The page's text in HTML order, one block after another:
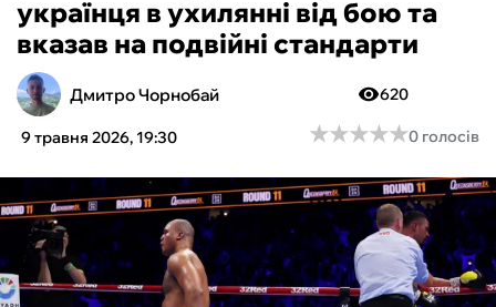
ХОКЕЙ
ТЕНІС
КІБЕРСПОРТ
ЧС-2026
ФУТЗАЛ
українця в ухилянні від бою та
вказав на подвійні стандарти
Дмитро Чорнобай
9 травня 2026, 19:30
620
★★★★★
★★★★★0 голосів